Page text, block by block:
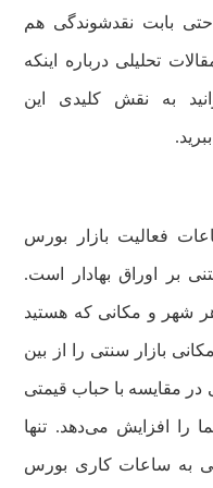
بابت نقدشوندگی هم
تحلیلی درباره اینکه
به نقش کلیدی این
فعالیت بازار بورس
بر اوراق بهادار است.
شهر و مکانی که هستید
بازار سنتی را از بین
مقایسه با حباب قیمتی
را افزایش می‌دهد. تنها
به ساعات کاری بورس